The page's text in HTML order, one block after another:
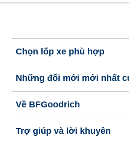
Chọn lốp xe phù hợp
Những đổi mới mới nhất
Về BFGoodrich
Trợ giúp và lời khuyên